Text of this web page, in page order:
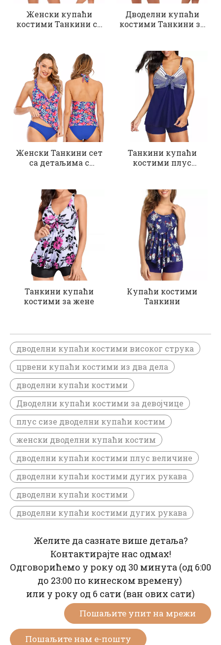
Женски купаћи
костими Танкини са
Дводелни купаћи
костими Танкини за
Женски Танкини сет
са детаљима с
Танкини купаћи
костими плус
Танкини купаћи
костими за жене
Купаћи костими
Танкини
дводелни купаћи костими високог струка
црвени купаћи костими из два дела
дводелни купаћи костими
Дводелни купаћи костими за девојчице
плус сизе дводелни купаћи костим
женски дводелни купаћи костим
дводелни купаћи костими плус величине
дводелни купаћи костими дугих рукава
дводелни купаћи костими
дводелни купаћи костими дугих рукава
Желите да сазнате више детаља?
Контактирајте нас одмах!
Одговорићемо у року од 30 минута (од 6:00
до 23:00 по кинеском времену)
или у року од 6 сати (ван ових сати)
Пошаљите упит на мрежи
Пошаљите нам е-пошту